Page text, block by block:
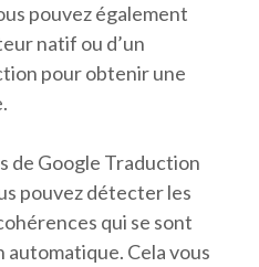
pouvez également
natif ou d’un
pour obtenir une
de Google Traduction
pouvez détecter les
qui se sont
automatique. Cela vous